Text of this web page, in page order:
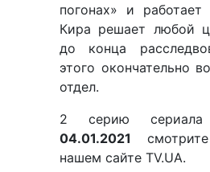
погонах» и работает
Кира решает любой
до конца
этого окончательно
отдел.
2 серию
04.01.2021
нашем сайте TV.UA.